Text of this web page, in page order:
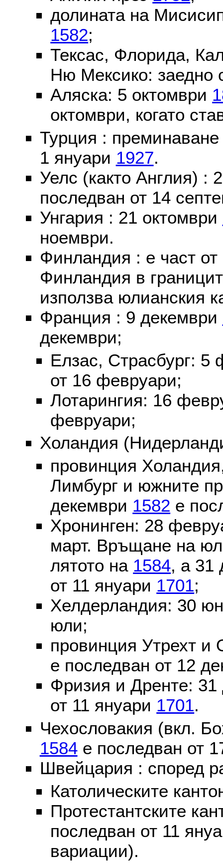
долината на
1582;
Тексас, Флорида,
Ню Мексико: заедно
Аляска: 5 октомври
октомври, когато
Турция :
1 януари 1927.
Уелс (както Англия) :
последван от 14
Унгария : 21 октомври
ноември.
Финландия : е част
Финландия в
използва юлианския
Франция : 9 декември
декември;
Елзас, Страсбург:
от 16 февруари;
Лотарингия: 16
февруари;
Холандия
провинция
Лимбург и южните
декември 1582 е
Хронинген: 28
март. Връщане на
лятото на 1584, а 31
от 11 януари 1701;
Хелдерландия: 30
юли;
провинция Утрехт
е последван от 12
Фризия и Дренте:
от 11 януари 1701.
Чехословакия (вкл.
1584е последван от
Швейцария : според
Католическите
Протестантските
последван от 11
вариации).